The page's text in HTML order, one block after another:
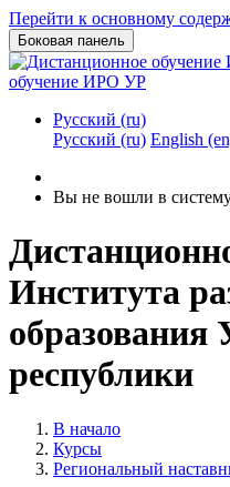
Перейти к основному
Боковая панель
обучение ИРО УР
Русский ‎(ru)‎
Русский ‎(ru)‎ English
Вы не вошли в
Института
образования
республики
В начало
Курсы
Региональный